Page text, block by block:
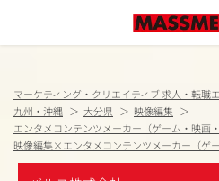
マーケティング・クリエイティブ 求人・転職
九州・沖縄
大分県
映像編集
エンタメコンテンツメーカー（ゲーム・映画・
映像編集×エンタメコンテンツメーカー（ゲー